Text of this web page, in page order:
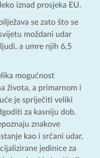
iznad prosjeka EU.
se zato što se
moždani udar
a umre njih 6,5
mogućnost
života, a primarnom i
je spriječiti veliki
za kasniju dob.
znakove
kao i srčani udar,
jedinice za